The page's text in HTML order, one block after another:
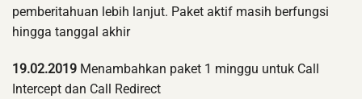
pemberitahuan lebih lanjut. Paket aktif masih berfungsi
hingga tanggal akhir
19.02.2019 Menambahkan paket 1 minggu untuk Call
Intercept dan Call Redirect